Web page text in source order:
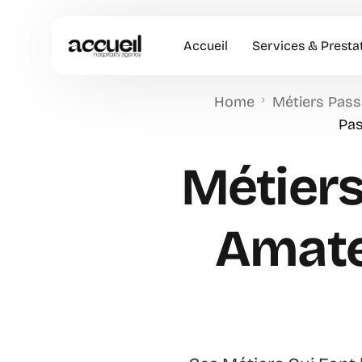
Accueil Services &
Hôtesses
Animation
Home Métiers